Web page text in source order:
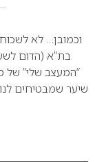
בת”א (הדום
“המעצב שלי” של
שיער שמבטיחים